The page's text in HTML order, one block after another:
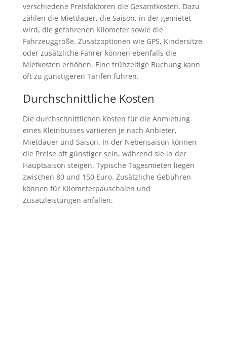
verschiedene Preisfaktoren die Gesamtkosten. Dazu
zählen die Mietdauer, die Saison, in der gemietet
wird, die gefahrenen Kilometer sowie die
Fahrzeuggröße. Zusatzoptionen wie GPS, Kindersitze
oder zusätzliche Fahrer können ebenfalls die
Mietkosten erhöhen. Eine frühzeitige Buchung kann
oft zu günstigeren Tarifen führen.
Durchschnittliche Kosten
Die durchschnittlichen Kosten für die Anmietung
eines Kleinbusses variieren je nach Anbieter,
Mietdauer und Saison. In der Nebensaison können
die Preise oft günstiger sein, während sie in der
Hauptsaison steigen. Typische Tagesmieten liegen
zwischen 80 und 150 Euro. Zusätzliche Gebühren
können für Kilometerpauschalen und
Zusatzleistungen anfallen.